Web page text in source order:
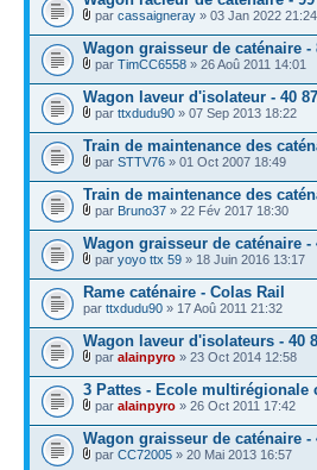
par cassaigneray » 03 Jan 2022 21:24
Wagon graisseur de caténaire -
par TimCC6558 » 26 Aoû 2011 14:01
Wagon laveur d'isolateur - 40
par ttxdudu90 » 07 Sep 2013 18:22
Train de maintenance des
par STTV76 » 01 Oct 2007 18:49
Train de maintenance des
par Bruno37 » 22 Fév 2017 18:30
Wagon graisseur de caténaire -
par yoyo ttx 59 » 18 Juin 2016 13:17
Rame caténaire - Colas Rail
par ttxdudu90 » 17 Aoû 2011 21:32
Wagon laveur d'isolateurs - 40
par alainpyro » 23 Oct 2014 12:58
3 Pattes - Ecole multirégionale
par alainpyro » 26 Oct 2011 17:42
Wagon graisseur de caténaire -
par CC72005 » 20 Mai 2013 16:57